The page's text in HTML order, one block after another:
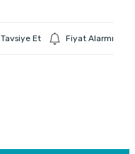
Tavsiye Et Fiyat Alarmı